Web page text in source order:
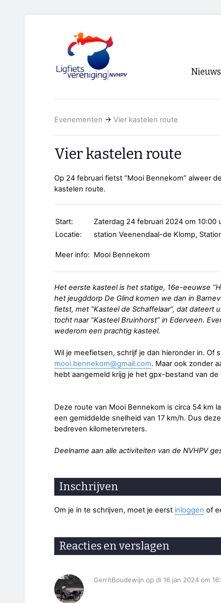
Nieuws
Evenementen → Vier kastelen route
Vier kastelen route
Op 24 februari fietst “Mooi Bennekom” alweer
kastelen route.
Start:
Zaterdag 24 februari 2024 om 10:00
Locatie:
station Veenendaal-de Klomp,
Meer info: Mooi Bennekom
Het eerste kasteel is het statige, 16e-eeuwse
het jeugddorp De Glind komen we dan in
fietst, met “Kasteel de Schaffelaar”, dat dateert
tocht naar “Kasteel Bruinhorst” in Ederveen.
wederom een prachtig kasteel.
Wil je meefietsen, schrijf je dan hieronder in. Of
mooi.bennekom@gmail.com. Maar ook zonder
hebt aangemeld krijg je het gpx-bestand van
Deze route van Mooi Bennekom is circa 54 km
een gemiddelde snelheid van 17 km/h. Dus
bedreven kilometervreters.
Deelname aan alle activiteiten van de NVHPV
Inschrijven
Om je in te schrijven, moet je eerst inloggen of
Reacties en verslagen
GerritBoudewijn op di 16 jan 2024 om